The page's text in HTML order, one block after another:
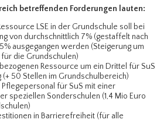
betreffenden Forderungen lauten:
LSE in der Grundschule soll bei
von durchschnittlich 7% (gestaffelt nach
ausgegangen werden (Steigerung um
für die Grundschulen)
Ressource um ein Drittel für SuS
(+ 50 Stellen im Grundschulbereich)
für SuS mit einer
speziellen Sonderschulen (1,4 Mio Euro
in Barrierefreiheit (für alle